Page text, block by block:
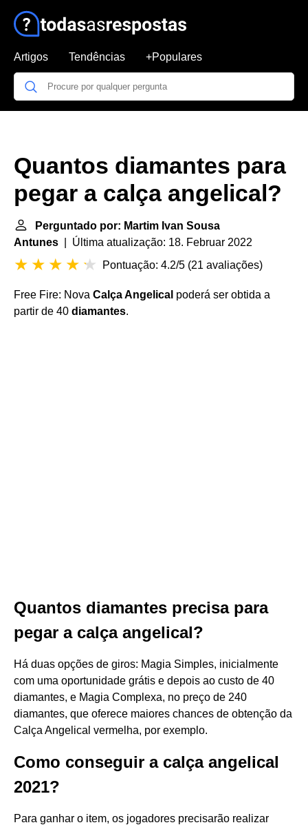
Artigos Tendências +Populares
Quantos diamantes para
pegar a calça angelical?
Perguntado por: Martim Ivan Sousa
Antunes | Última atualização: 18. Februar 2022
Pontuação: 4.2/5 (21 avaliações)
Free Fire: Nova Calça Angelical poderá ser obtida a
partir de 40 diamantes.
Quantos diamantes precisa para
pegar a calça angelical?
Há duas opções de giros: Magia Simples, inicialmente
com uma oportunidade grátis e depois ao custo de 40
diamantes, e Magia Complexa, no preço de 240
diamantes, que oferece maiores chances de obtenção da
Calça Angelical vermelha, por exemplo.
Como conseguir a calça angelical
2021?
Para ganhar o item, os jogadores precisarão realizar